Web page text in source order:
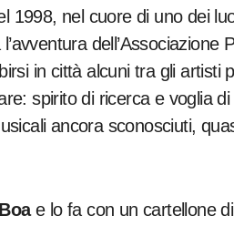
1998, nel cuore di uno dei
dell’Associazione
in città alcuni tra gli artisti
spirito di ricerca e voglia di
ancora sconosciuti,
e lo fa con un cartellone